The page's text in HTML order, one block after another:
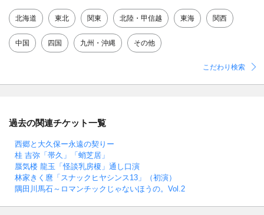
北海道 東北 関東 北陸・甲信越 東海 関西
中国 四国 九州・沖縄 その他
こだわり検索
過去の関連チケット一覧
西郷と大久保ー永遠の契りー
桂 吉弥「帯久」「蛸芝居」
蜃気楼 龍玉「怪談乳房榎」通し口演
林家きく麿「スナックヒヤシンス13」（初演）
隅田川馬石～ロマンチックじゃないほうの。Vol.2